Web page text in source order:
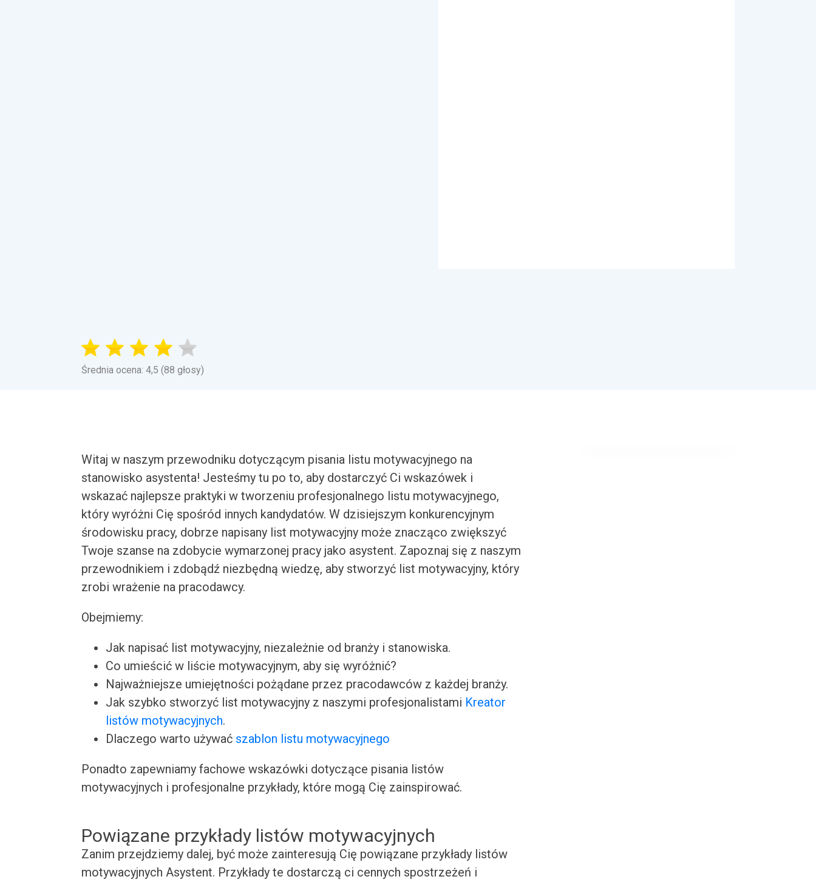
Średnia ocena: 4,5 (88 głosy)
Witaj w naszym przewodniku dotyczącym pisania listu motywacyjnego na
stanowisko asystenta! Jesteśmy tu po to, aby dostarczyć Ci wskazówek i
wskazać najlepsze praktyki w tworzeniu profesjonalnego listu motywacyjnego,
który wyróżni Cię spośród innych kandydatów. W dzisiejszym konkurencyjnym
środowisku pracy, dobrze napisany list motywacyjny może znacząco zwiększyć
Twoje szanse na zdobycie wymarzonej pracy jako asystent. Zapoznaj się z naszym
przewodnikiem i zdobądź niezbędną wiedzę, aby stworzyć list motywacyjny, który
zrobi wrażenie na pracodawcy.
Obejmiemy:
Jak napisać list motywacyjny, niezależnie od branży i stanowiska.
Co umieścić w liście motywacyjnym, aby się wyróżnić?
Najważniejsze umiejętności pożądane przez pracodawców z każdej branży.
Jak szybko stworzyć list motywacyjny z naszymi profesjonalistami Kreator
listów motywacyjnych.
Dlaczego warto używać szablon listu motywacyjnego
Ponadto zapewniamy fachowe wskazówki dotyczące pisania listów
motywacyjnych i profesjonalne przykłady, które mogą Cię zainspirować.
Powiązane przykłady listów motywacyjnych
Zanim przejdziemy dalej, być może zainteresują Cię powiązane przykłady listów
motywacyjnych Asystent. Przykłady te dostarczą ci cennych spostrzeżeń i